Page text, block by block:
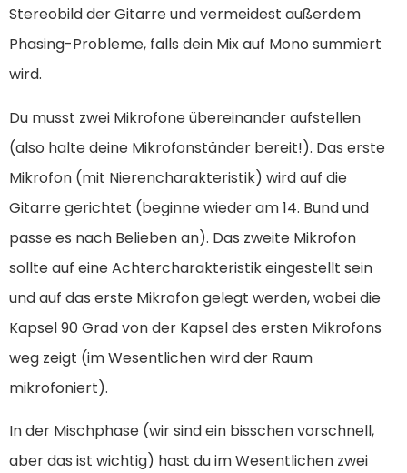
Stereobild der Gitarre und vermeidest außerdem
Phasing-Probleme, falls dein Mix auf Mono summiert
wird.
Du musst zwei Mikrofone übereinander aufstellen
(also halte deine Mikrofonständer bereit!). Das erste
Mikrofon (mit Nierencharakteristik) wird auf die
Gitarre gerichtet (beginne wieder am 14. Bund und
passe es nach Belieben an). Das zweite Mikrofon
sollte auf eine Achtercharakteristik eingestellt sein
und auf das erste Mikrofon gelegt werden, wobei die
Kapsel 90 Grad von der Kapsel des ersten Mikrofons
weg zeigt (im Wesentlichen wird der Raum
mikrofoniert).
In der Mischphase (wir sind ein bisschen vorschnell,
aber das ist wichtig) hast du im Wesentlichen zwei